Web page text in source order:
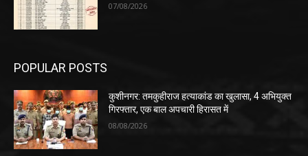
07/08/2026
POPULAR POSTS
कुशीनगर: तमकुहीराज हत्याकांड का खुलासा, 4 अभियुक्त
गिरफ्तार, एक बाल अपचारी हिरासत में
08/08/2026